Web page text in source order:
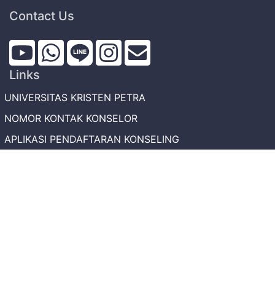
Contact Us
Links
UNIVERSITAS KRISTEN PETRA
NOMOR KONTAK KONSELOR
APLIKASI PENDAFTARAN KONSELING